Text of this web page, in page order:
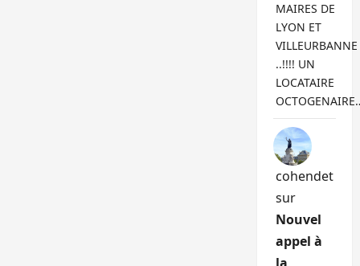
MAIRES DE
LYON ET
VILLEURBANNE
..!!!! UN
LOCATAIRE
cohendet
sur
Nouvel
appel à